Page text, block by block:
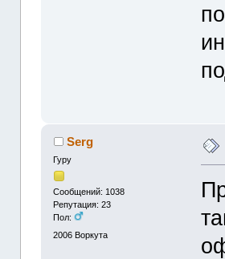
Serg
Гуру
Сообщений: 1038
Репутация: 23
Пол:
2006 Воркута